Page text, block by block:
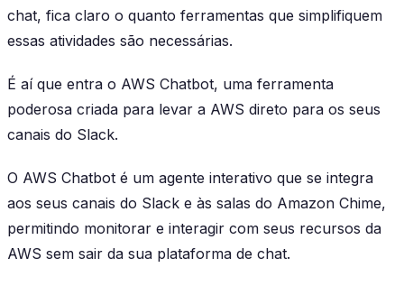
chat, fica claro o quanto ferramentas que simplifiquem
essas atividades são necessárias.
É aí que entra o AWS Chatbot, uma ferramenta
poderosa criada para levar a AWS direto para os seus
canais do Slack.
O AWS Chatbot é um agente interativo que se integra
aos seus canais do Slack e às salas do Amazon Chime,
permitindo monitorar e interagir com seus recursos da
AWS sem sair da sua plataforma de chat.